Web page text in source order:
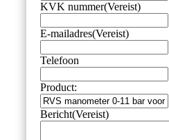
KVK nummer(Vereist)
E-mailadres(Vereist)
Telefoon
Product:
Bericht(Vereist)